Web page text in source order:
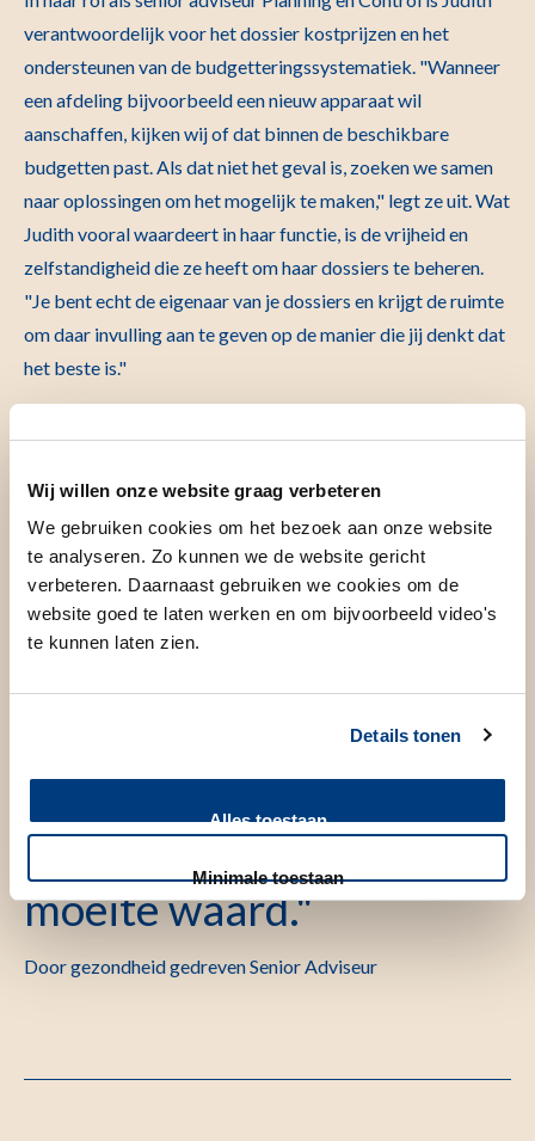
Wij willen onze website graag verbeteren
We gebruiken cookies om het bezoek aan onze website
te analyseren. Zo kunnen we de website gericht
verbeteren. Daarnaast gebruiken we cookies om de
website goed te laten werken en om bijvoorbeeld video's
te kunnen laten zien.
Details tonen
Alles toestaan
Minimale toestaan
verantwoordelijk voor het dossier kostprijzen en het
ondersteunen van de budgetteringssystematiek. "Wanneer
een afdeling bijvoorbeeld een nieuw apparaat wil
aanschaffen, kijken wij of dat binnen de beschikbare
budgetten past. Als dat niet het geval is, zoeken we samen
naar oplossingen om het mogelijk te maken," legt ze uit. Wat
Judith vooral waardeert in haar functie, is de vrijheid en
zelfstandigheid die ze heeft om haar dossiers te beheren.
"Je bent echt de eigenaar van je dossiers en krijgt de ruimte
om daar invulling aan te geven op de manier die jij denkt dat
het beste is."
"Het geeft mij
voldoening om te weten
dat het werk dat ik doe,
direct bijdraagt aan de
kwaliteit van de zorg die
wij hier leveren. Dat
maakt elke dag weer de
moeite waard."
Door gezondheid gedreven Senior Adviseur